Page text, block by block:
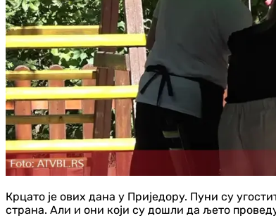
Крцато је ових дана у Приједору. Пуни су
страна. Али и они који су дошли да љето